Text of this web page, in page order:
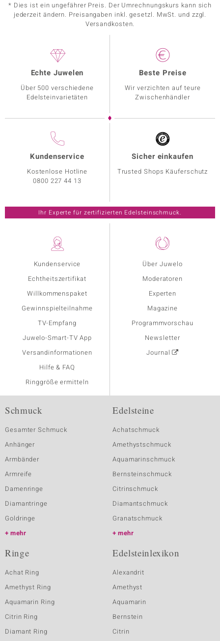
* Dies ist ein ungefährer Preis. Der Umrechnungskurs kann sich
jederzeit ändern. Preisangaben inkl. gesetzl. MwSt. und zzgl.
Versandkosten.
Kundenservice
Echtheitszertifikat
Willkommenspaket
Gewinnspielteilnahme
TV-Empfang
Juwelo-Smart-TV App
Versandinformationen
Hilfe & FAQ
Ringgröße ermitteln
Über Juwelo
Moderatoren
Experten
Magazine
Programmvorschau
Newsletter
Journal
Echte Juwelen
Über 500 verschiedene
Edelsteinvarietäten
Beste Preise
Wir verzichten auf teure
Zwischenhändler
Kundenservice
Kostenlose Hotline
0800 227 44 13
Sicher einkaufen
Trusted Shops Käuferschutz
Ihr Experte für zertifizierten Edelsteinschmuck.
Schmuck
Gesamter Schmuck
Anhänger
Armbänder
Armreife
Damenringe
Diamantringe
Goldringe
mehr
Edelsteine
Achatschmuck
Amethystschmuck
Aquamarinschmuck
Bernsteinschmuck
Citrinschmuck
Diamantschmuck
Granatschmuck
mehr
Ringe
Achat Ring
Amethyst Ring
Aquamarin Ring
Citrin Ring
Diamant Ring
Edelsteinlexikon
Alexandrit
Amethyst
Aquamarin
Bernstein
Citrin